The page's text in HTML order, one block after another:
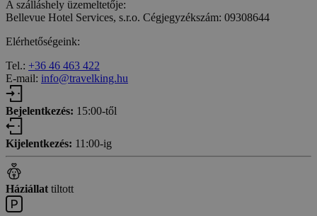
A szálláshely üzemeltetője:
Bellevue Hotel Services, s.r.o. Cégjegyzékszám: 09308644
Elérhetőségeink:
Tel.: +36 46 463 422
E-mail: info@travelking.hu
Bejelentkezés: 15:00-től
Kijelentkezés: 11:00-ig
Háziállat tiltott